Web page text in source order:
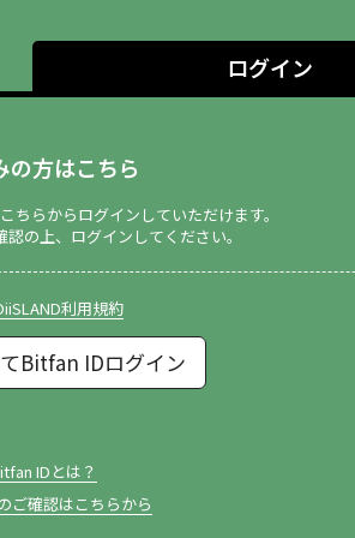
ログイン
の方はこちら
ちらからログインしていただけます。
の上、ログインしてください。
利用規約
Bitfan IDログイン
IDとは？
ご確認はこちらから